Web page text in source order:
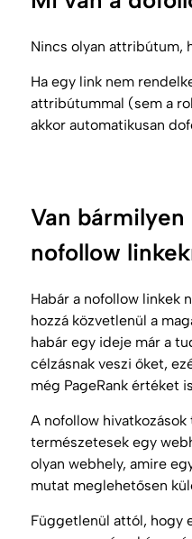
Nincs olyan attribútum,
Ha egy link nem
attribútummal (sem a
akkor automatikusan
Van
nofollow
Habár a nofollow linkek
hozzá közvetlenül a
habár egy ideje már a
célzásnak veszi őket,
még PageRank értéket
A nofollow
természetesek egy
olyan webhely, amire
mutat meglehetősen
Függetlenül attól, hogy